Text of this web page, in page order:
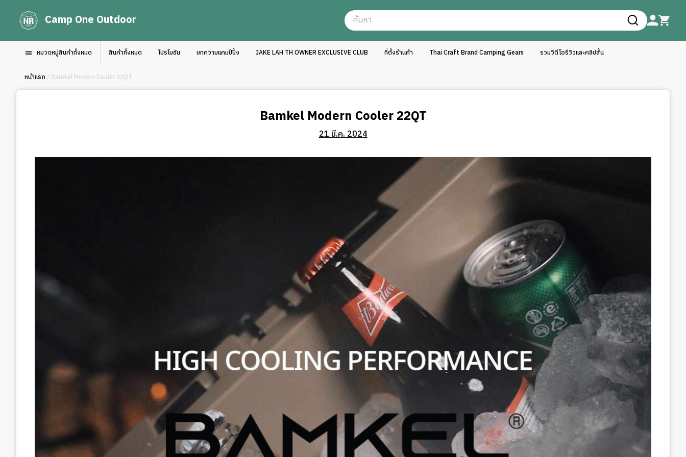
Camp One Outdoor
หมวดหมู่สินค้าทั้งหมด สินค้าทั้งหมด โปรโมชัน บทความแคมป์ปิ้ง JAKE LAH TH OWNER EXCLUSIVE CLUB ที่ตั้งร้านค้า Thai Craft Brand Camping Gears รวมวิดีโอรีวิวและคลิปสั้น
หน้าแรก / Bamkel Modern Cooler 22QT
Bamkel Modern Cooler 22QT
21 มี.ค. 2024